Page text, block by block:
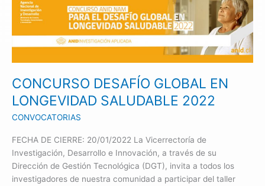
CONCURSO DESAFÍO GLOBAL EN
LONGEVIDAD SALUDABLE 2022
CONVOCATORIAS
FECHA DE CIERRE: 20/01/2022 La Vicerrectoría de
Investigación, Desarrollo e Innovación, a través de su
Dirección de Gestión Tecnológica (DGT), invita a todos los
investigadores de nuestra comunidad a participar del taller
DESAFÍO
GLOBAL
LONGEVIDAD